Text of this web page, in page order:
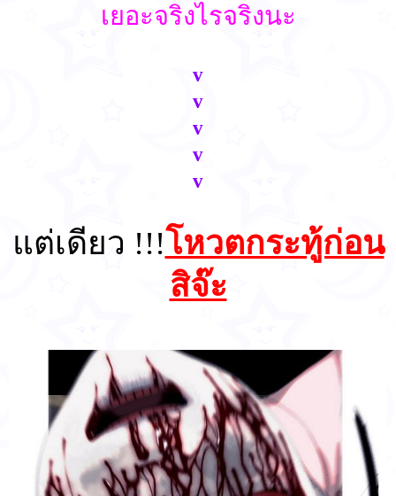
เยอะจริงไรจริงนะ
v
v
v
v
v
แต่เดียว !!!โหวตกระทู้ก่อน
สิจ๊ะ